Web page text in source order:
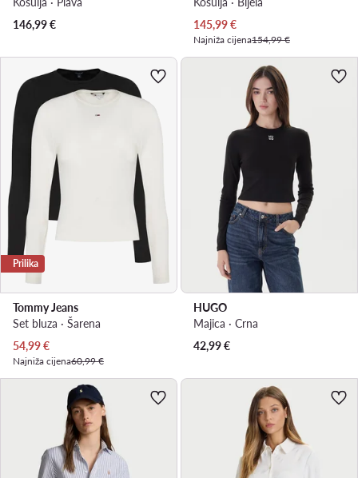
146,99€
Trenutna cijena
145,99€
Najniža cijena154,99 €
Prilika
Tommy Jeans
Set bluza · Šarena
Trenutna cijena
54,99€
Najniža cijena60,99 €
HUGO
Majica · Crna
42,99€